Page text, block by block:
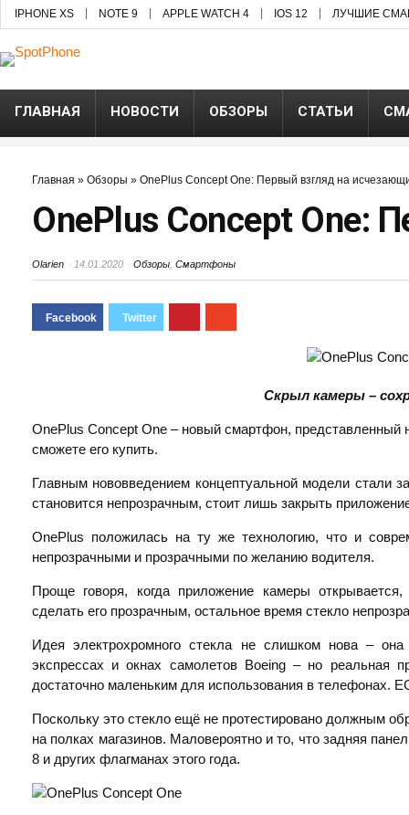
IPHONE XS NOTE 9 APPLE WATCH 4 IOS 12 ЛУЧШИЕ
ГЛАВНАЯ НОВОСТИ ОБЗОРЫ СТАТЬИ
Главная » Обзоры » OnePlus Concept One: Первый взгляд на
OnePlus Concept One:
Olarien 14.01.2020 Обзоры Смартфоны
Скрыл камеры –
OnePlus Concept One – новый смартфон, представленный
сможете его купить.
Главным нововведением концептуальной модели стали
становится непрозрачным, стоит лишь закрыть
OnePlus положилась на ту же технологию, что и
непрозрачными и прозрачными по желанию водителя.
Проще говоря, когда приложение камеры
сделать его прозрачным, остальное время стекло
Идея электрохромного стекла не слишком нова – она
экспрессах и окнах самолетов Boeing – но реальная
достаточно маленьким для использования в телефонах.
Поскольку это стекло ещё не протестировано должным
на полках магазинов. Маловероятно и то, что задняя
8 и других флагманах этого года.